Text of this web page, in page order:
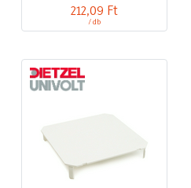
212,09 Ft
/ db